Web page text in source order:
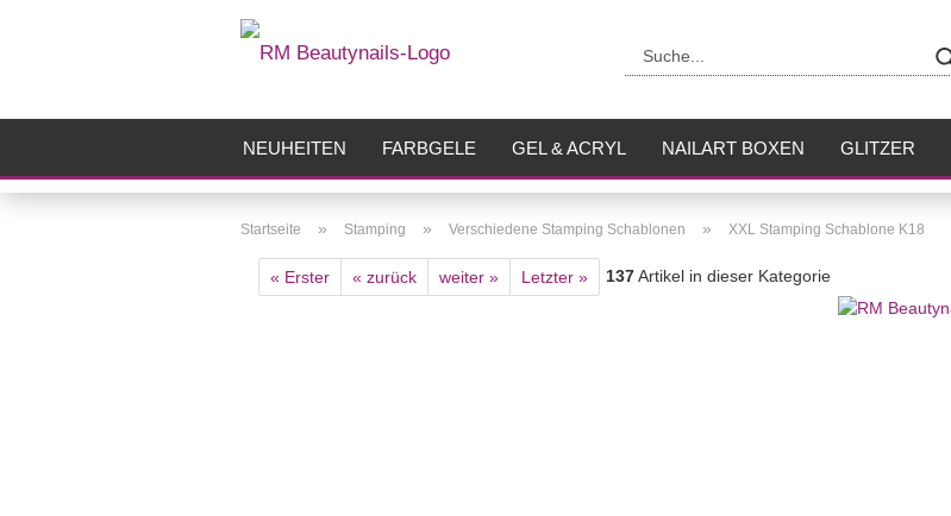
NEUHEITEN FARBGELE GEL & ACRYL NAILART BOXEN GLITZER
Startseite » Stamping » Verschiedene Stamping Schablonen » XXL Stamping Schablone K18
« Erster « zurück weiter » Letzter » 137Artikel in dieser Kategorie